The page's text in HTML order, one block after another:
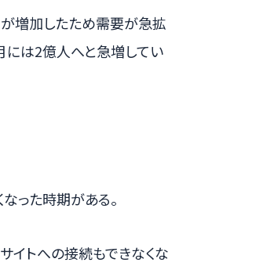
増加したため需要が急拡
は2億人へと急増してい
った時期がある。
イトへの接続もできなくな